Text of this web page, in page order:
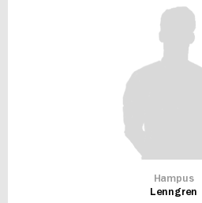
Hampus
Lenngren